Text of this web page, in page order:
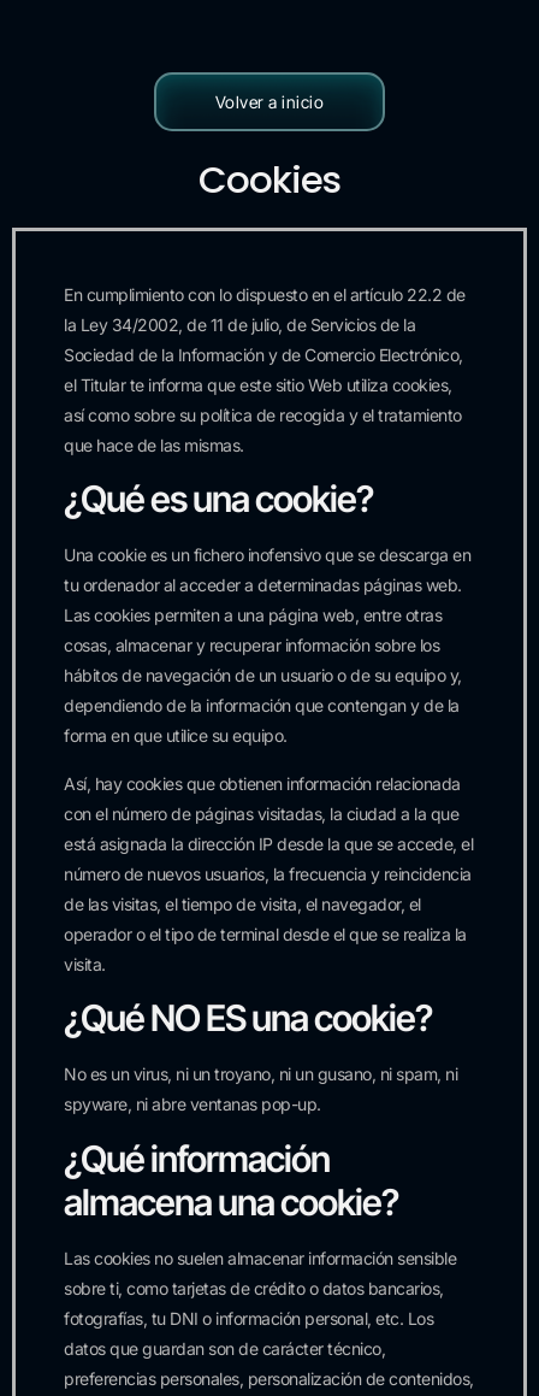
Volver a inicio
Cookies
En cumplimiento con lo dispuesto en el artículo 22.2 de
la Ley 34/2002, de 11 de julio, de Servicios de la
Sociedad de la Información y de Comercio Electrónico,
el Titular te informa que este sitio Web utiliza cookies,
así como sobre su política de recogida y el tratamiento
que hace de las mismas.
¿Qué es una cookie?
Una cookie es un fichero inofensivo que se descarga en
tu ordenador al acceder a determinadas páginas web.
Las cookies permiten a una página web, entre otras
cosas, almacenar y recuperar información sobre los
hábitos de navegación de un usuario o de su equipo y,
dependiendo de la información que contengan y de la
forma en que utilice su equipo.
Así, hay cookies que obtienen información relacionada
con el número de páginas visitadas, la ciudad a la que
está asignada la dirección IP desde la que se accede, el
número de nuevos usuarios, la frecuencia y reincidencia
de las visitas, el tiempo de visita, el navegador, el
operador o el tipo de terminal desde el que se realiza la
visita.
¿Qué NO ES una cookie?
No es un virus, ni un troyano, ni un gusano, ni spam, ni
spyware, ni abre ventanas pop-up.
¿Qué información
almacena una cookie?
Las cookies no suelen almacenar información sensible
sobre ti, como tarjetas de crédito o datos bancarios,
fotografías, tu DNI o información personal, etc. Los
datos que guardan son de carácter técnico,
preferencias personales, personalización de contenidos,